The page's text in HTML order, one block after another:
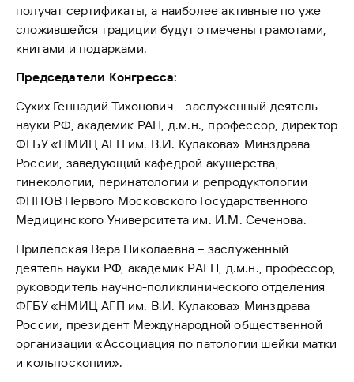
получат сертификаты, а наиболее активные по уже
сложившейся традиции будут отмечены грамотами,
книгами и подарками.
Председатели Конгресса:
Сухих Геннадий Тихонович – заслуженный деятель
науки РФ, академик РАН, д.м.н., профессор, директор
ФГБУ «НМИЦ АГП им. В.И. Кулакова» Минздрава
России, заведующий кафедрой акушерства,
гинекологии, перинатологии и репродуктологии
ФППОВ Первого Московского Государственного
Медицинского Университета им. И.М. Сеченова.
Прилепская Вера Николаевна – заслуженный
деятель науки РФ, академик РАЕН, д.м.н., профессор,
руководитель научно-поликлинического отделения
ФГБУ «НМИЦ АГП им. В.И. Кулакова» Минздрава
России, президент Международной общественной
организации «Ассоциация по патологии шейки матки
и кольпоскопии».